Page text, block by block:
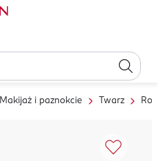
Makijaż i paznokcie Twarz